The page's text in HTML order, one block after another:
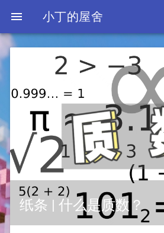
 小丁的屋舍
纸条 | 什么是质数？